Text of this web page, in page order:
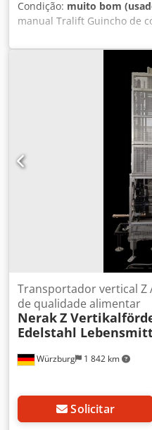
Condição: muito bom
manual Tralift Guincho de
Altura de elevação 9
Codpfeufpu Dsx Adwjrf
30 metros 2 peças
Würzburg 1 842 km
Transportador vertical Z
de qualidade alimentar
NerakZ
Edelstahl
Solicitar